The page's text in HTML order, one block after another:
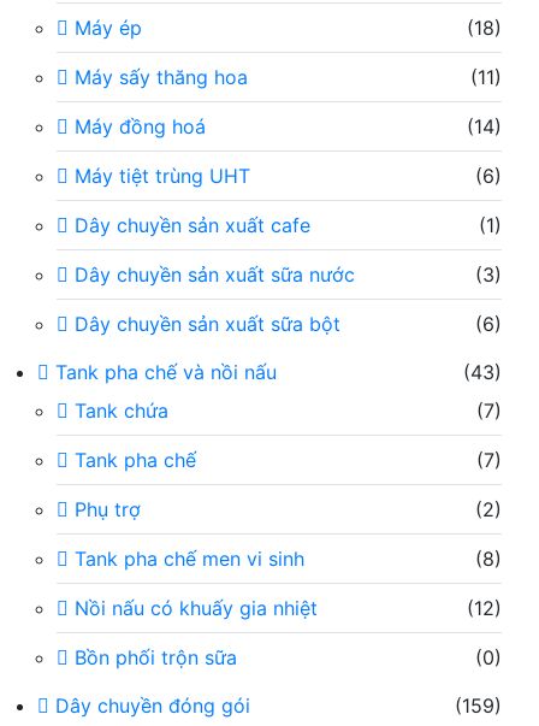
Máy ép (18)
Máy sấy thăng hoa (11)
Máy đồng hoá (14)
Máy tiệt trùng UHT (6)
Dây chuyền sản xuất cafe (1)
Dây chuyền sản xuất sữa nước (3)
Dây chuyền sản xuất sữa bột
(6)
Tank pha chế và nồi nấu
(43)
Tank chứa
(7)
Tank pha chế (7)
Phụ trợ (2)
Tank pha chế men vi sinh (8)
Nồi nấu có khuấy gia nhiệt (12)
Bồn phối trộn sữa
(0)
Dây chuyền đóng gói
(159)